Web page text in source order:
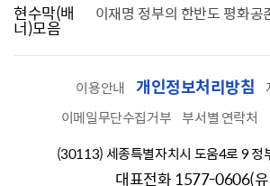
현수막(배
너)모음
찾습니다 이재명 정부의 한반도 평화공
이용안내 개인정보처리방침
이메일무단수집거부 부서별 연락처
(30113) 세종특별자치시 도움4로 9 정
대표전화 1577-0606(